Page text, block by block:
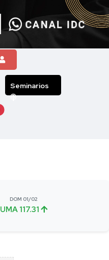
Seminarios
DOM 01/02
UMA 117.31